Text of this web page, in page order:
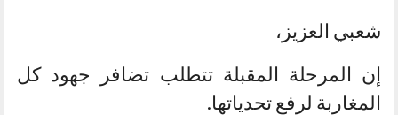
شعبي العزيز،
إن المرحلة المقبلة تتطلب تضافر جهود كل
المغاربة لرفع تحدياتها.